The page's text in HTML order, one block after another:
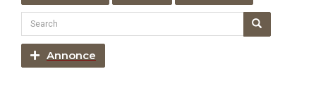
Annonce